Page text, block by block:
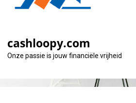
cashloopy.com
Onze passie is jouw financiële vrijheid
Categorie: